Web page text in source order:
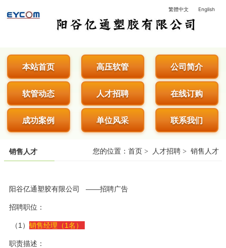
阳谷亿通塑胶有限公司 - 专业生产
繁體中文 English
本站首页 高压软管 公司简介
软管动态 人才招聘 在线订购
成功案例 单位风采 联系我们
销售人才 您的位置： 首页 > 人才招聘 > 销售人才
阳谷亿通塑胶有限公司 ——招聘广告
招聘职位：
（1） 销售经理（1名）
职责描述：